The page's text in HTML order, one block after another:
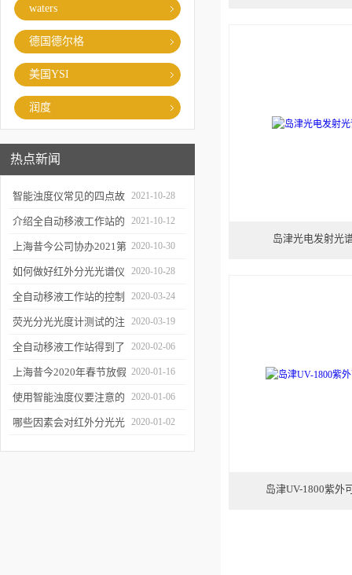
waters
德国德尔格
美国YSI
润度
热点新闻
智能浊度仪常见的四点故
障
2021-10-28
介绍全自动移液工作站的
三种移液方式
2021-10-12
上海昔今公司协办2021第
二届上海沪助科研圈发展
年会
2020-10-30
如何做好红外分光光谱仪
的防潮工作
2020-10-28
全自动移液工作站的控制
软件有哪些特点
2020-03-24
荧光分光光度计测试的注
意事项有哪些
2020-03-19
全自动移液工作站得到了
广泛的应用
2020-02-06
上海昔今2020年春节放假
通知
2020-01-16
使用智能浊度仪要注意的
几个要点
2020-01-06
哪些因素会对红外分光光 2020-01-02
岛津光电发射光
岛津UV-1800紫外